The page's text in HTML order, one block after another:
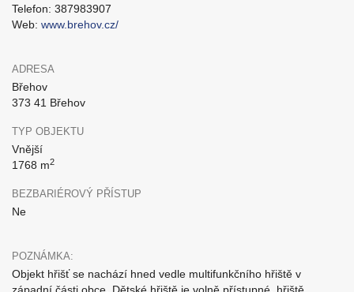
Telefon: 387983907
Web: www.brehov.cz/
ADRESA
Břehov
373 41 Břehov
TYP OBJEKTU
Vnější
1768 m2
BEZBARIÉROVÝ PŘÍSTUP
Ne
POZNÁMKA:
Objekt hřišť se nachází hned vedle multifunkčního hřiště v